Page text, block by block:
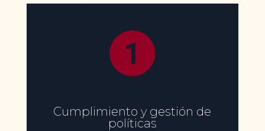
Cumplimiento y gestión de
políticas